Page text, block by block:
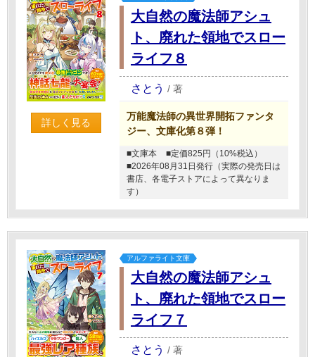
詳しく見る
大自然の魔法師アシュ
ト、廃れた領地でスロー
ライフ８
さとう / 著
万能魔法師の異世界開拓ファンタ
ジー、文庫化第８弾！
■文庫本
■定価825円（10%税込）
■2026年08月31日発行（実際の発売日は
書店、各電子ストアによって異なりま
す）
アルファライト文庫
大自然の魔法師アシュ
ト、廃れた領地でスロー
ライフ７
さとう / 著